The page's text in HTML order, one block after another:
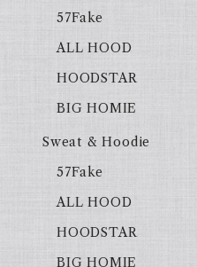
57Fake
ALL HOOD
HOODSTAR
BIG HOMIE
Sweat & Hoodie
57Fake
ALL HOOD
HOODSTAR
BIG HOMIE